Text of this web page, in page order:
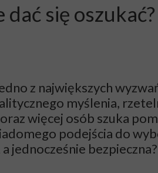
się oszukać?
z największych
myślenia,
więcej osób szuka
podejścia do
jednocześnie bezpieczna?